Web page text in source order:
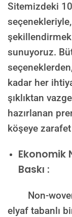
Sitemizdeki 10
sunuyoruz.
kadar her
şıklıktan
hazırlanan
köşeye
Ekonomik
Baskı :
Non-woven
elyaf tabanlı